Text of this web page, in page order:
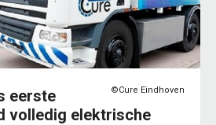
©Cure Eindhoven
eerste
volledig elektrische